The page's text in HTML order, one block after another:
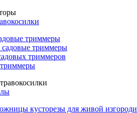
триммеры
триммеры
триммеров
кусторезы для живой изгороди